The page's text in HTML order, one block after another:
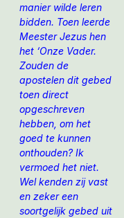
manier wilde leren
bidden. Toen leerde
Meester Jezus hen
het ‘Onze Vader.
Zouden de
apostelen dit gebed
toen direct
opgeschreven
hebben, om het
goed te kunnen
onthouden? Ik
vermoed het niet.
Wel kenden zij vast
en zeker een
soortgelijk gebed uit